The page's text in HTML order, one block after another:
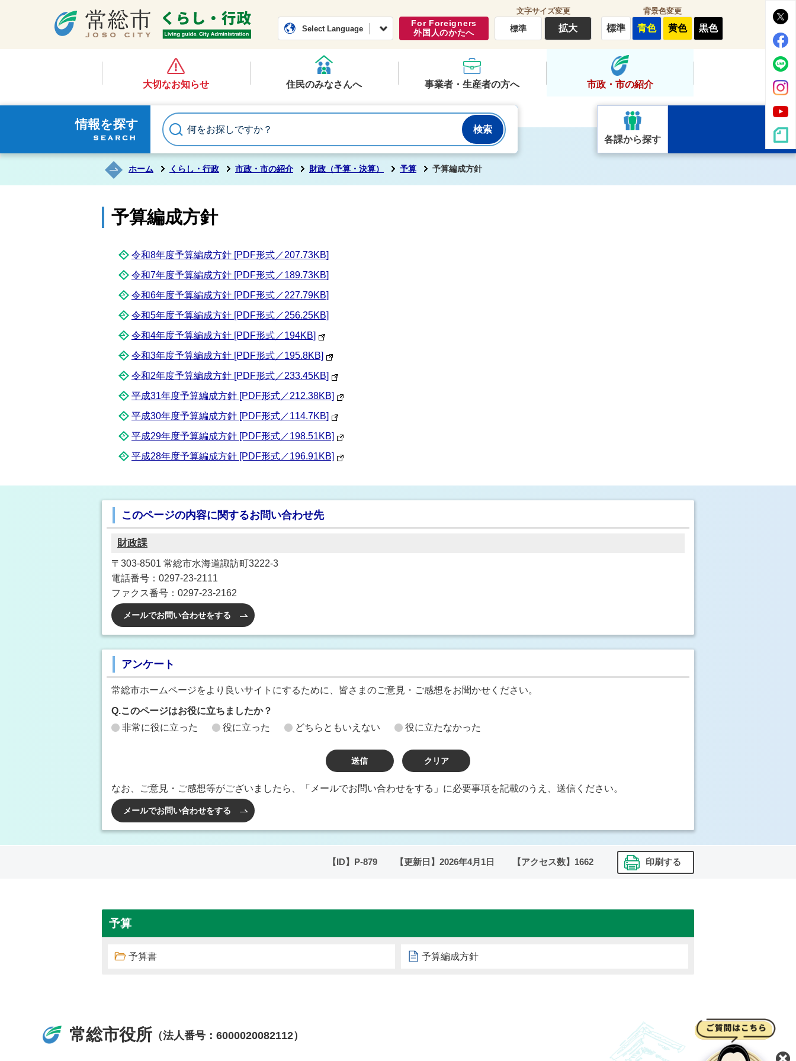
常総市公式ホームページくらし・行政
Select Language
For Foreigners
外国人のかたへ
文字サイズ変更
標準 拡大
背景色変更
標準 青色 黄色 黒色
大切なお知らせ 住民のみなさんへ 事業者・生産者の方へ 市政・市の紹介
情報を探す
各課から探す
ホーム くらし・行政 市政・市の紹介 財政（予算・決算） 予算 予算編成方針
予算編成方針
令和8年度予算編成方針 [PDF形式／207.73KB]
令和7年度予算編成方針 [PDF形式／189.73KB]
令和6年度予算編成方針 [PDF形式／227.79KB]
令和5年度予算編成方針 [PDF形式／256.25KB]
令和4年度予算編成方針 [PDF形式／194KB]
令和3年度予算編成方針 [PDF形式／195.8KB]
令和2年度予算編成方針 [PDF形式／233.45KB]
平成31年度予算編成方針 [PDF形式／212.38KB]
平成30年度予算編成方針 [PDF形式／114.7KB]
平成29年度予算編成方針 [PDF形式／198.51KB]
平成28年度予算編成方針 [PDF形式／196.91KB]
このページの内容に関するお問い合わせ先
財政課
〒303-8501 常総市水海道諏訪町3222-3
電話番号：0297-23-2111
ファクス番号：0297-23-2162
メールでお問い合わせをする
アンケート
常総市ホームページをより良いサイトにするために、皆さまのご意見・ご感想をお聞かせください。
Q.このページはお役に立ちましたか？
非常に役に立った
役に立った どちらともいえない 役に立たなかった
なお、ご意見・ご感想等がございましたら、「メールでお問い合わせをする」に必要事項を記載のうえ、送信ください。
メールでお問い合わせをする
【ID】 P-879 【更新日】 2026年4月1日 【アクセス数】 1662 印刷する
予算
予算書 予算編成方針
常総市役所 （法人番号：6000020082112）